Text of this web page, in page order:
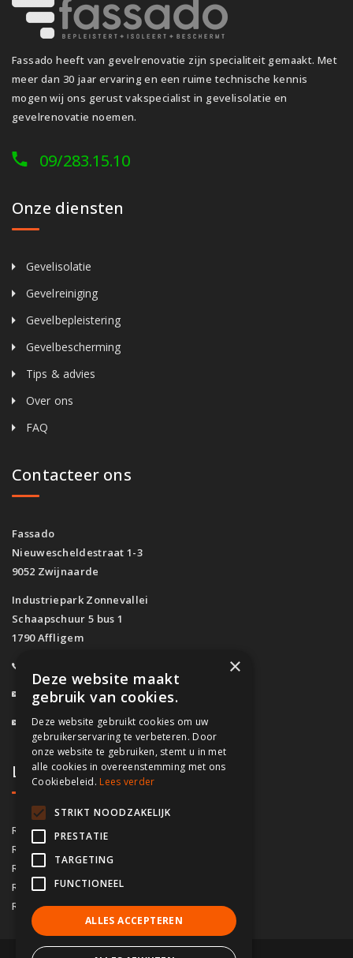
Fassado heeft van gevelrenovatie zijn specialiteit gemaakt. Met
meer dan 30 jaar ervaring en een ruime technische kennis
mogen wij ons gerust vakspecialist in gevelisolatie en
gevelrenovatie noemen.
09/283.15.10
Onze diensten
Gevelisolatie
Gevelreiniging
Gevelbepleistering
Gevelbescherming
Tips & advies
Over ons
FAQ
Contacteer ons
Fassado
Nieuwescheldestraat 1-3
9052 Zwijnaarde
Industriepark Zonnevallei
Schaapschuur 5 bus 1
1790 Affligem
info@fassado.be
BTW: BE 0700.617.934
Lokaal contact
Regio Antwerpen
Regio Brussel
Regio Gent 09/283.15.10
Regio Brugge 050/76.00.21
Regio Kortrijk 056/92.10.73
×
Deze website maakt
gebruik van cookies.
Deze website gebruikt cookies om uw
gebruikerservaring te verbeteren. Door
onze website te gebruiken, stemt u in met
alle cookies in overeenstemming met ons
Cookiebeleid. Lees verder
STRIKT NOODZAKELIJK
PRESTATIE
TARGETING
FUNCTIONEEL
ALLES ACCEPTEREN